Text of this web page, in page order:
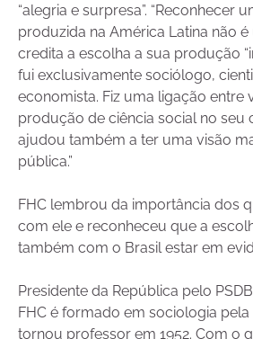
“alegria e surpresa”. “Reconhecer
produzida na América Latina não é
credita a escolha a sua produção
fui exclusivamente sociólogo,
economista. Fiz uma ligação entre
produção de ciência social no seu
ajudou também a ter uma visão
pública.”
FHC lembrou da importância dos
com ele e reconheceu que a
também com o Brasil estar em
Presidente da República pelo
FHC é formado em sociologia pela
tornou professor em 1952. Com o